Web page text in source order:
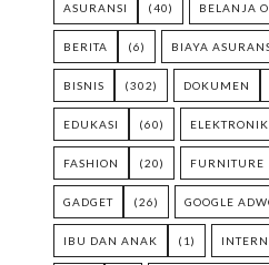
ASURANSI (40) BELANJA
BERITA (6) BIAYA
BISNIS (302) DOKUMEN
EDUKASI (60) ELEKTRONIK
FASHION (20) FURNITURE
GADGET (26) GOOGLE
IBU DAN ANAK (1)